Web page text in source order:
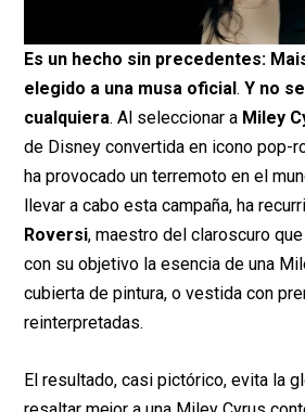
Es un hecho sin precedentes:
elegido a una musa oficial.Y no
cualquiera. Al seleccionar a Miley
de Disney convertida en icono pop-
ha provocado un terremoto en el
llevar a cabo esta campaña, ha
Roversi, maestro del claroscuro
con su objetivo la esencia de una
cubierta de pintura, o vestida con
reinterpretadas.
El resultado, casi pictórico, evita la